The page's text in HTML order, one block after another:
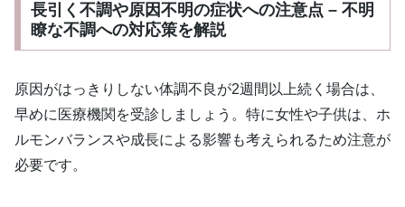
長引く不調や原因不明の症状への注意点 – 不明
瞭な不調への対応策を解説
原因がはっきりしない体調不良が2週間以上続く場合は、
早めに医療機関を受診しましょう。特に女性や子供は、ホ
ルモンバランスや成長による影響も考えられるため注意が
必要です。